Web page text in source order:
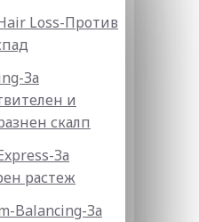
Loss-Против
За
и
скалп
За
растеж
Balancing-За